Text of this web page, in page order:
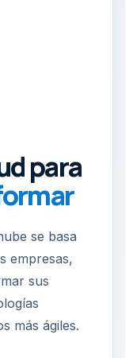
para
se basa
empresas,
sus
más ágiles.